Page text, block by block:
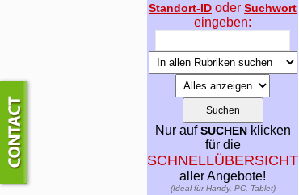
Standort-ID oder Suchwort
eingeben:
Nur aufSUCHEN klicken
für die
SCHNELLÜBERSICHT
aller Angebote!
(Ideal für Handy, PC, Tablet)